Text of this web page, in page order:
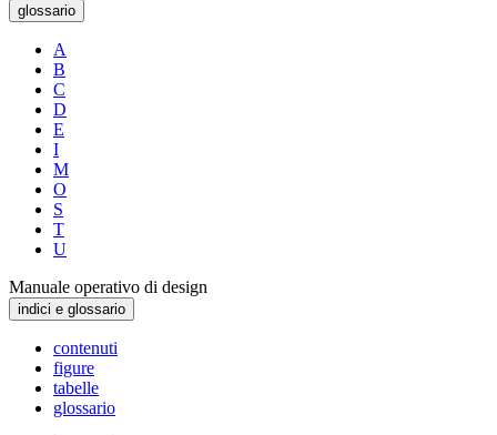
glossario
A
B
C
D
E
I
M
O
S
T
U
Manuale operativo di design
indici e glossario
contenuti
figure
tabelle
glossario